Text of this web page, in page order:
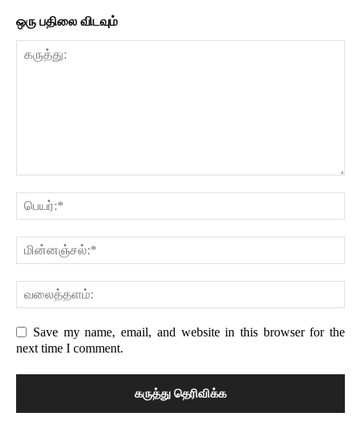
ஒரு பதிலை விடவும்
Save my name, email, and website in this browser for the
next time I comment.